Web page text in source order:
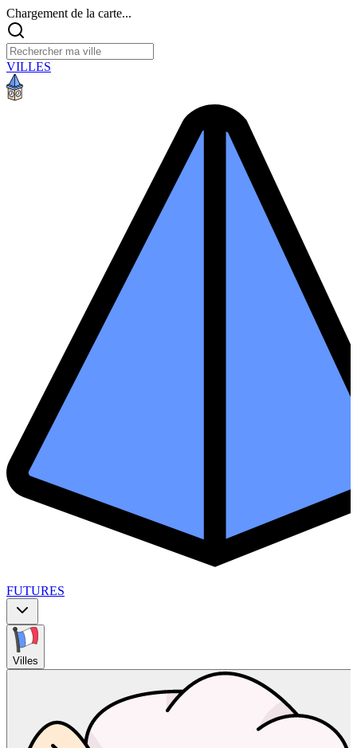
Chargement de la carte...
VILLES
FUTURES
Villes